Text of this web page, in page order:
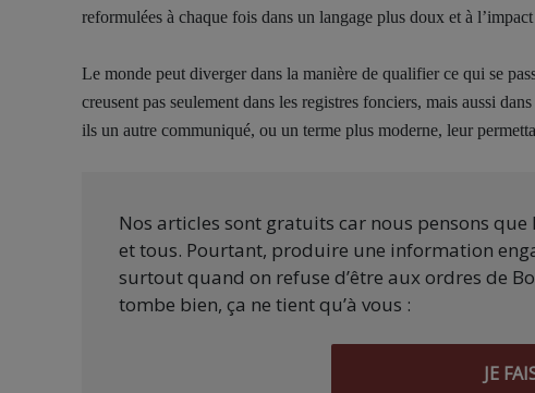
reformulées à chaque fois dans un langage plus doux et à
Le monde peut diverger dans la manière de qualifier ce qui se
creusent pas seulement dans les registres fonciers, mais aussi
ils un autre communiqué, ou un terme plus moderne, leur
Nos articles sont gratuits car nous pensons
et tous. Pourtant, produire une information
surtout quand on refuse d’être aux ordres de
tombe bien, ça ne tient qu’à vous :
JE